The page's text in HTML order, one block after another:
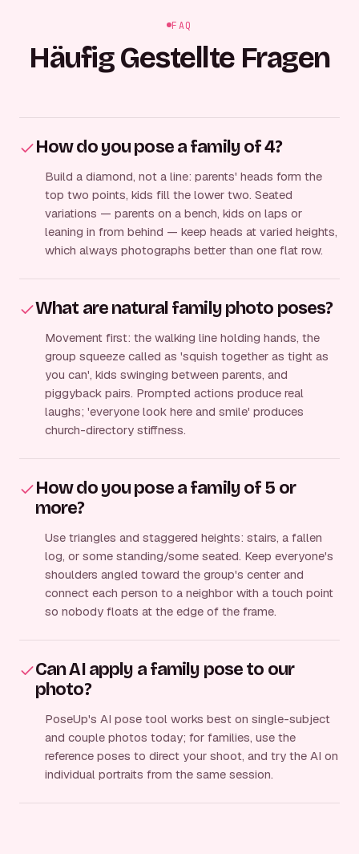
FAQ
Häufig Gestellte Fragen
How do you pose a family of 4?
Build a diamond, not a line: parents' heads form the
top two points, kids fill the lower two. Seated
variations — parents on a bench, kids on laps or
leaning in from behind — keep heads at varied heights,
which always photographs better than one flat row.
What are natural family photo poses?
Movement first: the walking line holding hands, the
group squeeze called as 'squish together as tight as
you can', kids swinging between parents, and
piggyback pairs. Prompted actions produce real
laughs; 'everyone look here and smile' produces
church-directory stiffness.
How do you pose a family of 5 or
more?
Use triangles and staggered heights: stairs, a fallen
log, or some standing/some seated. Keep everyone's
shoulders angled toward the group's center and
connect each person to a neighbor with a touch point
so nobody floats at the edge of the frame.
Can AI apply a family pose to our
photo?
PoseUp's AI pose tool works best on single-subject
and couple photos today; for families, use the
reference poses to direct your shoot, and try the AI on
individual portraits from the same session.